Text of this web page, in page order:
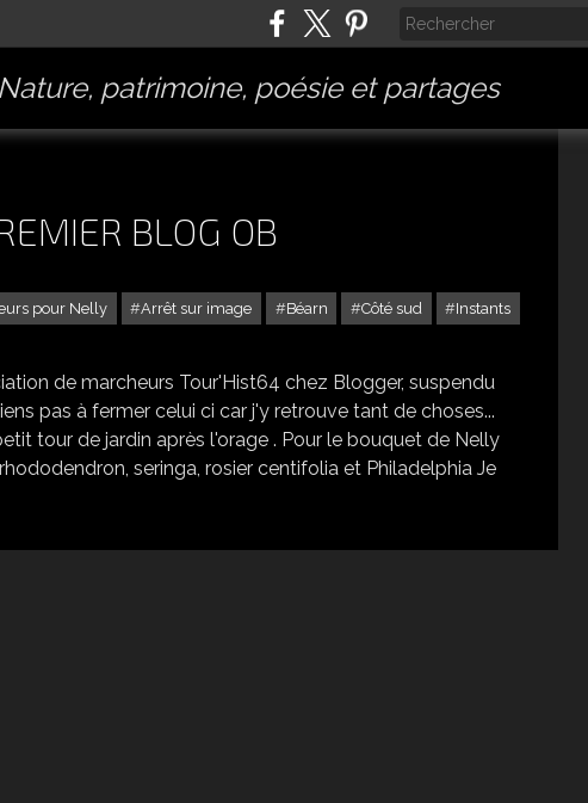
Nature, patrimoine, poésie et partages
BLOG OB
pour Nelly Arrêt sur image Béarn Côté sud Instants
UN PETIT RETOUR SUR CE PREMIER BLOG OB
de marcheurs Tour'Hist64 chez Blogger, suspendu
pas à fermer celui ci car j'y retrouve tant de choses...
tour de jardin après l'orage . Pour le bouquet de Nelly
seringa, rosier centifolia et Philadelphia Je